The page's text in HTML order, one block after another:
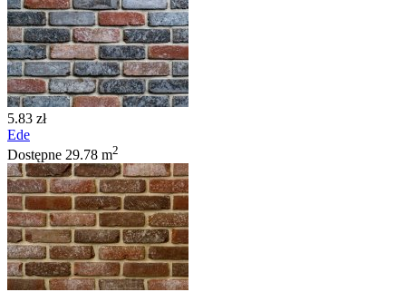
5.83 zł
Ede
Dostępne 29.78 m2